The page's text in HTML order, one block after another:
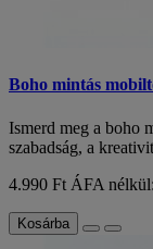
Boho mintás
Ismerd meg a boho
szabadság, a
4.990 Ft ÁFA
Kosárba